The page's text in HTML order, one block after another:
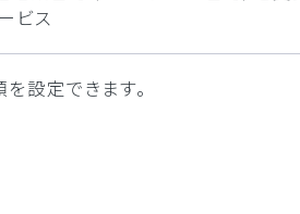
ビス
設定できます。